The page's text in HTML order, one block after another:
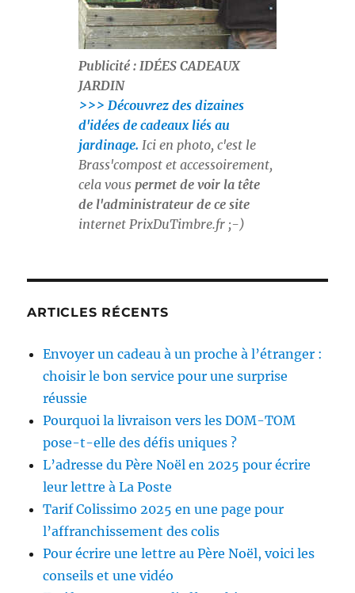
e
s
Publicité : IDÉES CADEAUX
JARDIN
>>> Découvrez des dizaines
d'idées de cadeaux liés au
jardinage. Ici en photo, c'est le
Brass'compost et accessoirement,
cela vous permet de voir la tête
de l'administrateur de ce site
internet PrixDuTimbre.fr ;-)
ARTICLES RÉCENTS
Envoyer un cadeau à un proche à l’étranger :
choisir le bon service pour une surprise
réussie
Pourquoi la livraison vers les DOM-TOM
pose-t-elle des défis uniques ?
L’adresse du Père Noël en 2025 pour écrire
leur lettre à La Poste
Tarif Colissimo 2025 en une page pour
l’affranchissement des colis
Pour écrire une lettre au Père Noël, voici les
conseils et une vidéo